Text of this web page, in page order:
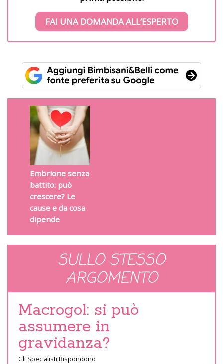
FAI UNA DOMANDA ALL’ESPERTO
Embrione senza
battito: può
crescere? Le
cause e da cosa
dipende
SULLO STESSO
ARGOMENTO
Macrogol: si può
assumere in
gravidanza?
Gli Specialisti Rispondono